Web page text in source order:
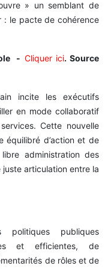
» un semblant de
: le pacte de cohérence
- Cliquer ici. Source
incite les exécutifs
en mode collaboratif
Cette nouvelle
équilibré d’action et de
administration des
juste articulation entre la
publiques
et efficientes, de
de rôles et de